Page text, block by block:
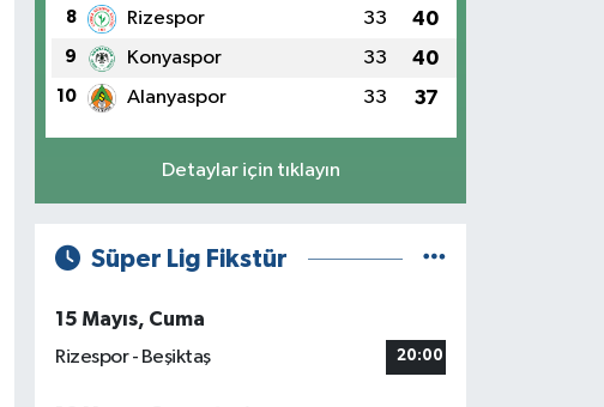
8 Rizespor 33 40
9 Konyaspor 33 40
10 Alanyaspor 33 37
Detaylar için tıklayın
Süper Lig Fikstür
15 Mayıs, Cuma
Rizespor - Beşiktaş
20:00